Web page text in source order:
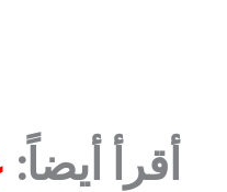
أقرأ أيضاً: